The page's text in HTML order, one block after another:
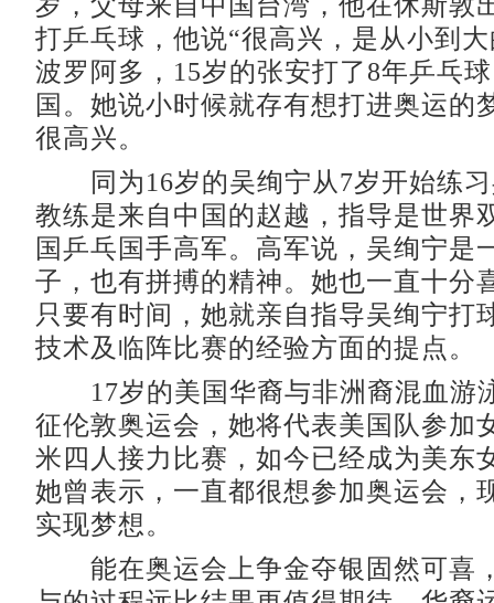
岁，父母来自中国台湾，他在休斯敦
打乒乓球，他说“很高兴，是从小到
波罗阿多，15岁的张安打了8年乒乓
国。她说小时候就存有想打进奥运的
很高兴。
同为16岁的吴绚宁从7岁开始练习
教练是来自中国的赵越，指导是世界
国乒乓国手高军。高军说，吴绚宁是
子，也有拼搏的精神。她也一直十分
只要有时间，她就亲自指导吴绚宁打
技术及临阵比赛的经验方面的提点。
17岁的美国华裔与非洲裔混血游
征伦敦奥运会，她将代表美国队参加
米四人接力比赛，如今已经成为美东
她曾表示，一直都很想参加奥运会，
实现梦想。
能在奥运会上争金夺银固然可喜